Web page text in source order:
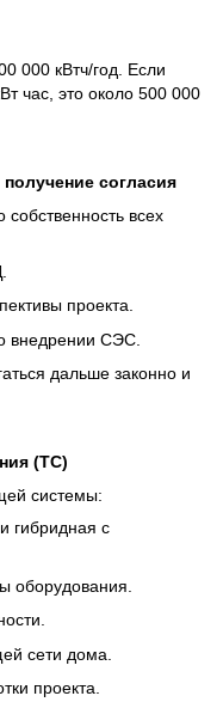
000 кВтч/год. Если
час, это около 500 000
согласия
всех
проекта.
внедрении СЭС.
дальше законно и
(ТС)
системы:
гибридная с
оборудования.
сети дома.
проекта.